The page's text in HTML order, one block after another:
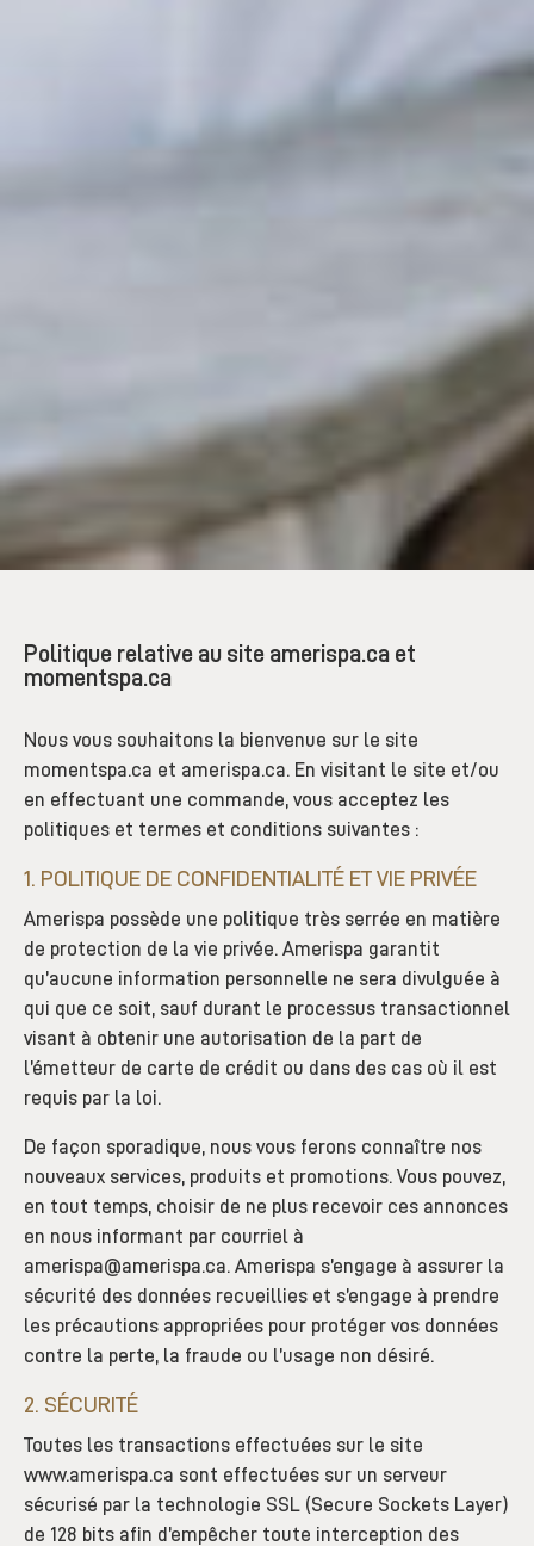
Politique relative au site amerispa.ca et
momentspa.ca
Nous vous souhaitons la bienvenue sur le site
momentspa.ca et amerispa.ca. En visitant le site et/ou
en effectuant une commande, vous acceptez les
politiques et termes et conditions suivantes :
1. POLITIQUE DE CONFIDENTIALITÉ ET VIE PRIVÉE
Amerispa possède une politique très serrée en matière
de protection de la vie privée. Amerispa garantit
qu’aucune information personnelle ne sera divulguée à
qui que ce soit, sauf durant le processus transactionnel
visant à obtenir une autorisation de la part de
l’émetteur de carte de crédit ou dans des cas où il est
requis par la loi.
De façon sporadique, nous vous ferons connaître nos
nouveaux services, produits et promotions. Vous pouvez,
en tout temps, choisir de ne plus recevoir ces annonces
en nous informant par courriel à
amerispa@amerispa.ca. Amerispa s’engage à assurer la
sécurité des données recueillies et s’engage à prendre
les précautions appropriées pour protéger vos données
contre la perte, la fraude ou l’usage non désiré.
2. SÉCURITÉ
Toutes les transactions effectuées sur le site
www.amerispa.ca sont effectuées sur un serveur
sécurisé par la technologie SSL (Secure Sockets Layer)
de 128 bits afin d’empêcher toute interception des